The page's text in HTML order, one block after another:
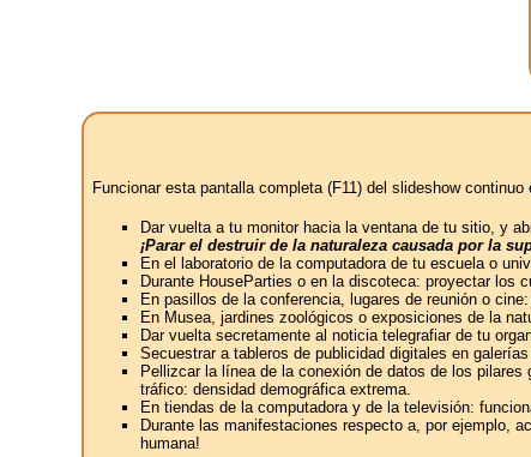
Funcionar esta pantalla completa (F11) del slideshow
Dar vuelta a tu monitor hacia la ventana de tu sitio, y
¡Parar el destruir de la naturaleza causada por la
En el laboratorio de la computadora de tu escuela o
Durante HouseParties o en la discoteca: proyectar los
En pasillos de la conferencia, lugares de reunión o
En Musea, jardines zoológicos o exposiciones de la
Dar vuelta secretamente al noticia telegrafiar de tu
Secuestrar a tableros de publicidad digitales en
Pellizcar la línea de la conexión de datos de los
tráfico: densidad demográfica extrema.
En tiendas de la computadora y de la televisión:
Durante las manifestaciones respecto a, por ejemplo,
humana!